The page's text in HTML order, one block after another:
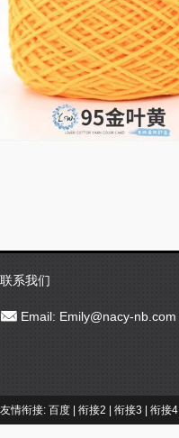
联系我们
Email: Emily@nacy-nb.com
友情衔接: 百度 衔接2 衔接3 衔接4